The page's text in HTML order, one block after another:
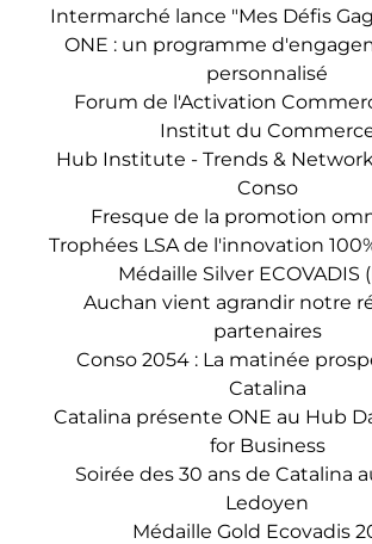
Intermarché lance "Mes Défis
ONE : un programme
personnalisé
Forum de l'Activation
Institut du
Hub Institute - Trends &
Conso
Fresque de la promotion
Trophées LSA de l'innovation
Médaille Silver ECOVADIS
Auchan vient agrandir notre
partenaires
Conso 2054 : La matinée
Catalina
Catalina présente ONE au Hub
for Business
Soirée des 30 ans de Catalina
Ledoyen
Médaille Gold Ecovadis